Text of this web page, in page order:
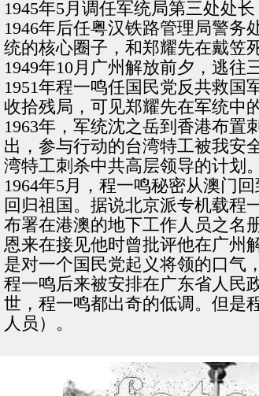
1945年5月调任军统局第三处处
1946年后任粤汉铁路管理局警
统的核心圈子，和郑耀先在戴笠
1949年10月广州解放前夕，逃往
1951年程一鸣任国民党反共救
收拾残局，可见郑耀先在军统中
1963年，军统沈之岳到香港布
出，参与行动的台湾特工被我安
湾特工刺杀中共高层领导的计划
1964年5月，程一鸣秘密从澳门
回归祖国。据说北京派专机载程
布署在港澳的地下工作人员之名
恩来在接见他时曾批评他在广州
是对一个国民党起义将领的口气
程一鸣后来被安排在广东省人民
世，程一鸣都出奇的低调。但是
人员）。